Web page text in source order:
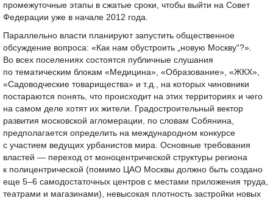
промежуточные этапы в сжатые сроки, чтобы выйти на Совет
Федерации уже в начале 2012 года.
Параллельно власти планируют запустить общественное
обсуждение вопроса: «Как нам обустроить „новую Москву“?».
Во всех поселениях состоятся публичные слушания
по тематическим блокам «Медицина», «Образование», «ЖКХ»,
«Садоводческие товарищества» и т.д., на которых чиновники
постараются понять, что происходит на этих территориях и чего
на самом деле хотят их жители. Градостроительный вектор
развития московской агломерации, по словам Собянина,
предполагается определить на международном конкурсе
с участием ведущих урбанистов мира. Основные требования
властей — переход от моноцентрической структуры региона
к полицентрической (помимо ЦАО Москвы должно быть создано
еще 5–6 самодостаточных центров с местами приложения труда,
театрами и магазинами), невысокая плотность застройки новых